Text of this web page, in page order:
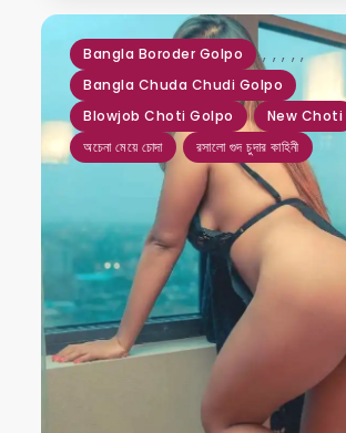
Bangla Boroder Golpo ,
Bangla Chuda Chudi Golpo
,
Blowjob Choti Golpo
,
New Choti
,
অচেনা মেয়ে চোদা
,
রসালো গুদ চুদার কাহিনী